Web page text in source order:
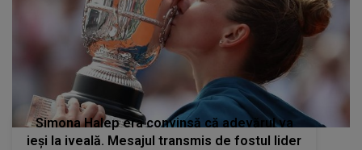
Simona Halep era convinsă că adevărul va
ieși la iveală. Mesajul transmis de fostul lider